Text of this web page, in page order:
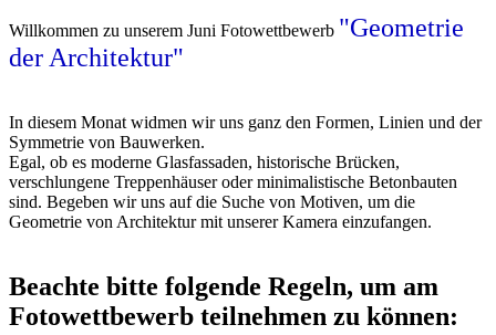
Willkommen zu unserem Juni Fotowettbewerb "Geometrie
der Architektur"
In diesem Monat widmen wir uns ganz den Formen, Linien und der
Symmetrie von Bauwerken.
Egal, ob es moderne Glasfassaden, historische Brücken,
verschlungene Treppenhäuser oder minimalistische Betonbauten
sind. Begeben wir uns auf die Suche von Motiven, um die
Geometrie von Architektur mit unserer Kamera einzufangen.
Beachte bitte folgende Regeln, um am
Fotowettbewerb teilnehmen zu können: